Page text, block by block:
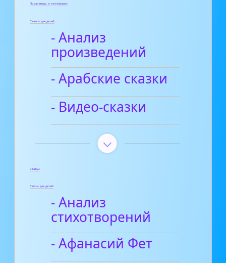
Пословицы и поговорки
Сказки для детей
- Анализ
произведений
- Арабские сказки
- Видео-сказки
Статьи
Стихи для детей
- Анализ
стихотворений
- Афанасий Фет